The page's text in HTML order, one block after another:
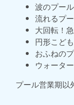
波のプー
流れるプ
大回転！
円形こど
おふねの
ウォータ
プール営業期以